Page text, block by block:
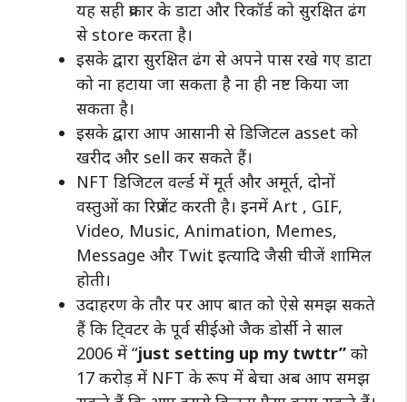
यह सही प्रकार के डाटा और रिकॉर्ड को सुरक्षित ढंग
से store करता है।
इसके द्वारा सुरक्षित ढंग से अपने पास रखे गए डाटा
को ना हटाया जा सकता है ना ही नष्ट किया जा
सकता है।
इसके द्वारा आप आसानी से डिजिटल asset को
खरीद और sell कर सकते हैं।
NFT डिजिटल वर्ल्ड में मूर्त और अमूर्त, दोनों
वस्तुओं का रिप्रजेंट करती है। इनमें Art , GIF,
Video, Music, Animation, Memes,
Message और Twit इत्यादि जैसी चीजें शामिल
होती।
उदाहरण के तौर पर आप बात को ऐसे समझ सकते
हैं कि टि्वटर के पूर्व सीईओ जैक डोर्सी ने साल
2006 में “just setting up my twttr” को
17 करोड़ में NFT के रूप में बेचा अब आप समझ